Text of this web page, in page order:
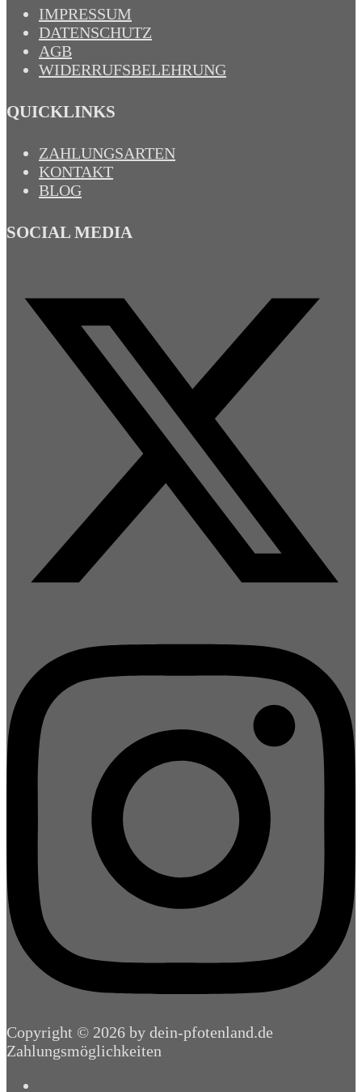
IMPRESSUM
DATENSCHUTZ
AGB
WIDERRUFSBELEHRUNG
QUICKLINKS
ZAHLUNGSARTEN
KONTAKT
BLOG
SOCIAL MEDIA
Copyright © 2026 by dein-pfotenland.de
Zahlungsmöglichkeiten